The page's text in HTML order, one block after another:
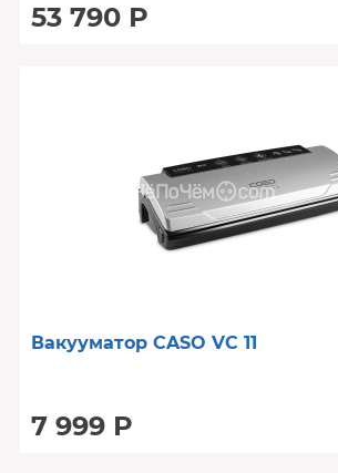
53 790 Р
Вакууматор CASO VC 11
7 999 Р